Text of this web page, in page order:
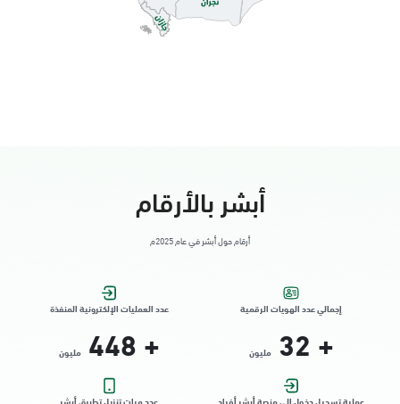
أبشر بالأرقام
أرقام حول أبشر في عام 2025م
إجمالي عدد الهويات الرقمية
+
32 مليون
عدد العمليات الإلكترونية المنفذة
+
448 مليون